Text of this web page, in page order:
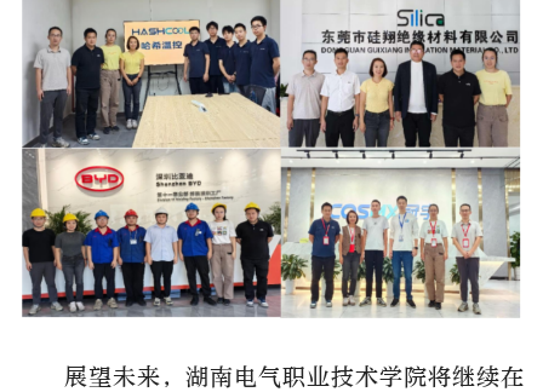
展望未来，湖南电气职业技术学院将继续在